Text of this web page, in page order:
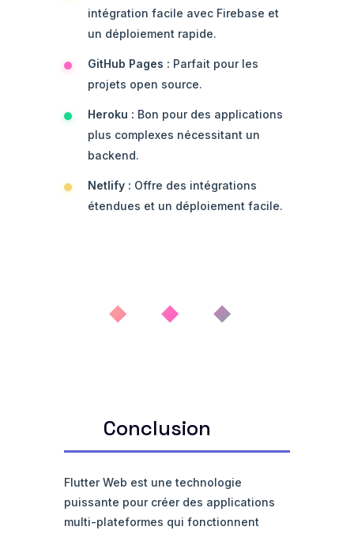
intégration facile avec Firebase et
un déploiement rapide.
GitHub Pages : Parfait pour les
projets open source.
Heroku : Bon pour des applications
plus complexes nécessitant un
backend.
Netlify : Offre des intégrations
étendues et un déploiement facile.
◆ ◆ ◆
Conclusion
Flutter Web est une technologie
puissante pour créer des applications
multi-plateformes qui fonctionnent